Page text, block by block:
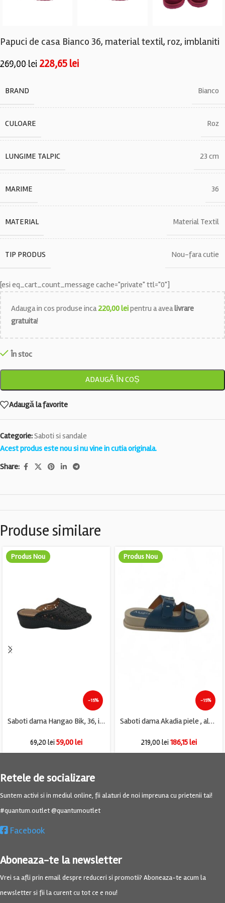
Papuci de casa Bianco 36, material textil, roz, imblaniti
269,00lei 228,65 lei
BRAND Bianco
CULOARE Roz
LUNGIME TALPIC 23 cm
MARIME 36
MATERIAL Material Textil
TIP PRODUS Nou-fara cutie
[esi eq_cart_count_message cache="private" ttl="0"]
Adauga in cos produse inca220,00leipentru a avealivrare
gratuita!
În stoc
ADAUGĂ ÎN COȘ
Adaugă la favorite
Categorie:Saboti si sandale
Acest produs este nou si nu vine in cutia originala.
Share:
Produse similare
Produs Nou
-15%
Saboti dama Hangao Bik, 36, imitatie de piele, negru
69,20lei59,00lei
Produs Nou
-15%
Saboti dama Akadia piele , albastru
219,00lei 186,15lei
Retele de socializare
Suntem activi si in mediul online, fii alaturi de noi impreuna cu prietenii tai!
#quantum.outlet @quantumoutlet
Facebook
Aboneaza-te la newsletter
Vrei sa afli prin email despre reduceri si promotii? Aboneaza-te acum la
newsletter si fii la curent cu tot ce e nou!